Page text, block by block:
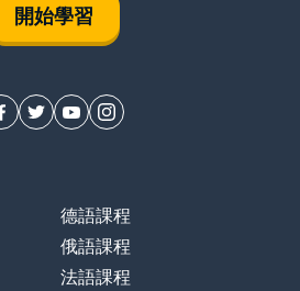
開始學習
德語課程
俄語課程
法語課程